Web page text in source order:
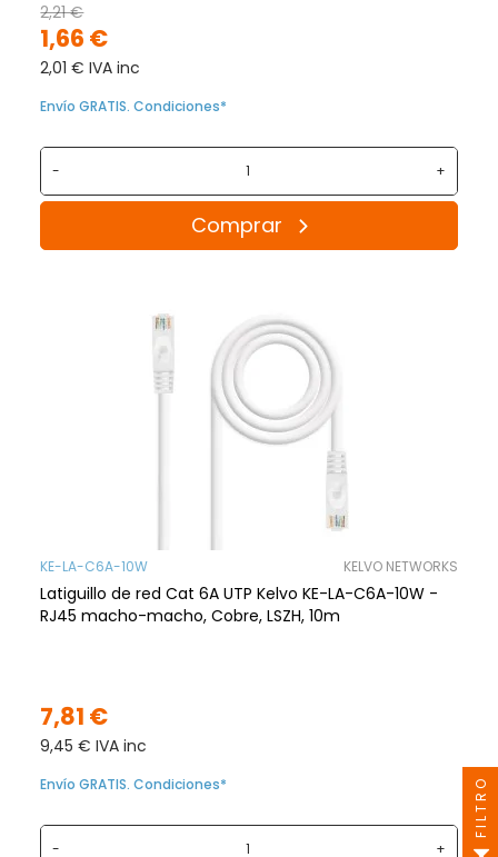
1,66 €
2,21 €
2,01 € IVA inc
Envío GRATIS. Condiciones*
- +
Comprar
KE-LA-C6A-10W KELVO NETWORKS
Latiguillo de red Cat 6A UTP Kelvo KE-LA-C6A-10W -
RJ45 macho-macho, Cobre, LSZH, 10m
7,81 €
9,45 € IVA inc
Envío GRATIS. Condiciones*
- +
FILTRO